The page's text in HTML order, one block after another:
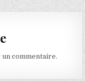
commentaire.